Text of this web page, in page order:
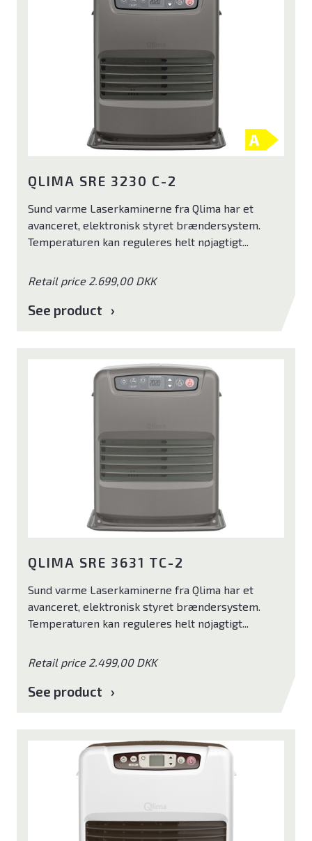
QLIMA SRE 3230 C-2
Sund varme Laserkaminerne fra Qlima har et
avanceret, elektronisk styret brændersystem.
Temperaturen kan reguleres helt nøjagtigt...
Retail price 2.699,00 DKK
See product
QLIMA SRE 3631 TC-2
Sund varme Laserkaminerne fra Qlima har et
avanceret, elektronisk styret brændersystem.
Temperaturen kan reguleres helt nøjagtigt...
Retail price 2.499,00 DKK
See product